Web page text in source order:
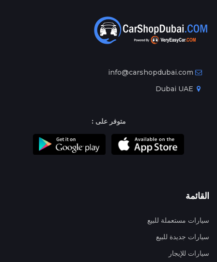
info@carshopdubai.com
متوفر على :
القائمة
سيارات مستعملة للبيع
سيارات جديدة للبيع
سيارات للإيجار